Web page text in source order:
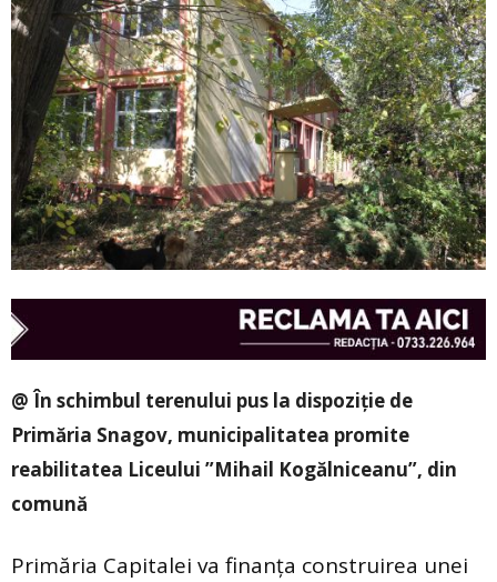
@ În schimbul terenului pus la dispoziție de
Primăria Snagov, municipalitatea promite
reabilitatea Liceului ”Mihail Kogălniceanu”, din
comună
Primăria Capitalei va finanța construirea unei